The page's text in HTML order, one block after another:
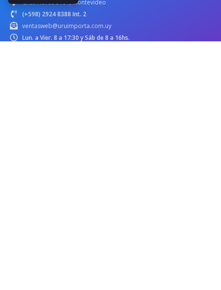
Gral. Flores 3194, Montevideo
(+598) 2924 8388 Int. 2
ventasweb@uruimporta.com.uy
Lun. a Vier. 8 a 17:30 y Sáb de 8 a 16hs.